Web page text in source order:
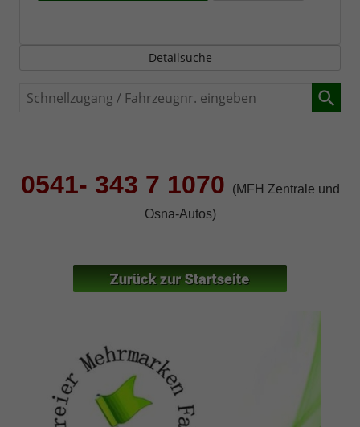
Detailsuche
Schnellzugang
0541- 343 7 1070
(MFH Zentrale und
Osna-Autos)